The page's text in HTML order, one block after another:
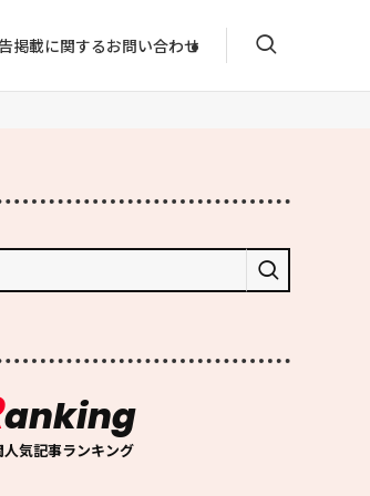
掲載に関するお問い合わせ
anking
人気記事ランキング